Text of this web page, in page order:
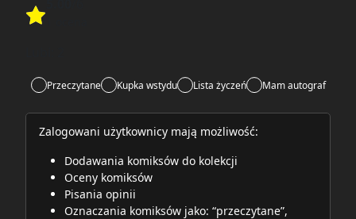
Rate this item:
Przeczytane Kupka wstydu Lista życzeń Mam autograf
Zalogowani użytkownicy mają możliwość:
Dodawania komiksów do kolekcji
Oceny komiksów
Pisania opinii
Oznaczania komiksów jako: “przeczytane”,